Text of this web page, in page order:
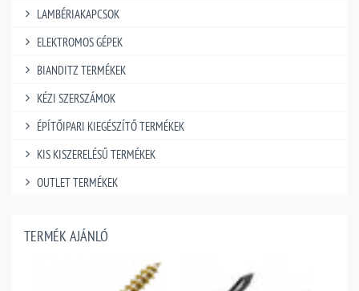
LAMBÉRIAKAPCSOK
ELEKTROMOS GÉPEK
BIANDITZ TERMÉKEK
KÉZI SZERSZÁMOK
ÉPÍTŐIPARI KIEGÉSZÍTŐ TERMÉKEK
KIS KISZERELÉSŰ TERMÉKEK
OUTLET TERMÉKEK
TERMÉK AJÁNLÓ